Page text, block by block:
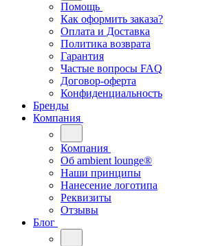
Помощь
Как оформить заказа?
Оплата и Доставка
Политика возврата
Гарантия
Частые вопросы FAQ
Договор-оферта
Конфиденциальность
Бренды
Компания
Компания
Oб ambient lounge®
Наши принципы
Нанесение логотипа
Реквизиты
Отзывы
Блог